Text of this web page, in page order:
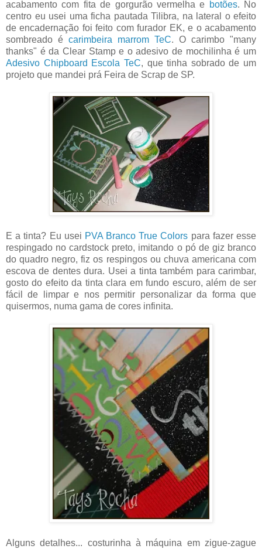
acabamento com fita de gorgurão vermelha e botões. No
centro eu usei uma ficha pautada Tilibra, na lateral o efeito
de encadernação foi feito com furador EK, e o acabamento
sombreado é carimbeira marrom TeC. O carimbo "many
thanks" é da Clear Stamp e o adesivo de mochilinha é um
Adesivo Chipboard Escola TeC, que tinha sobrado de um
projeto que mandei prá Feira de Scrap de SP.
E a tinta? Eu usei PVA Branco True Colors para fazer esse
respingado no cardstock preto, imitando o pó de giz branco
do quadro negro, fiz os respingos ou chuva americana com
escova de dentes dura. Usei a tinta também para carimbar,
gosto do efeito da tinta clara em fundo escuro, além de ser
fácil de limpar e nos permitir personalizar da forma que
quisermos, numa gama de cores infinita.
Alguns detalhes... costurinha à máquina em zigue-zague